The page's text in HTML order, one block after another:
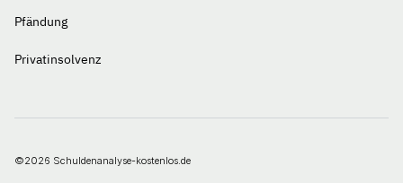
Pfändung
Privatinsolvenz
©2026 Schuldenanalyse-kostenlos.de